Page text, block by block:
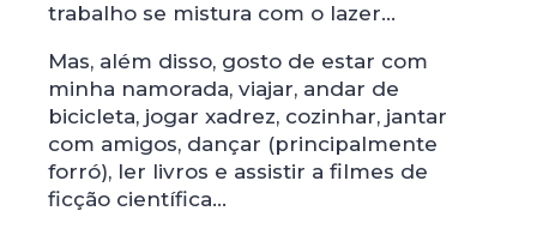
trabalho se mistura com o lazer...
Mas, além disso, gosto de estar com
minha namorada, viajar, andar de
bicicleta, jogar xadrez, cozinhar, jantar
com amigos, dançar (principalmente
forró), ler livros e assistir a filmes de
ficção científica...